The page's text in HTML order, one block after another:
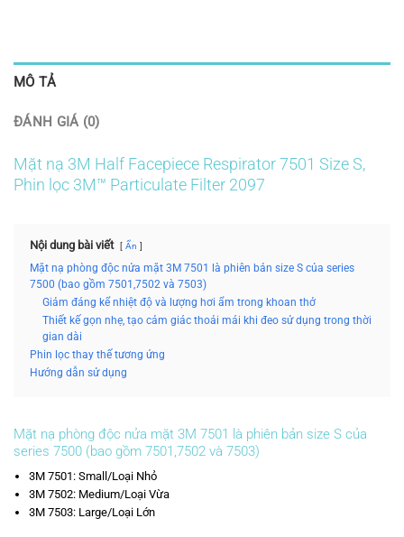
MÔ TẢ
ĐÁNH GIÁ (0)
Mặt nạ 3M Half Facepiece Respirator 7501 Size S,
Phin lọc 3M™ Particulate Filter 2097
Nội dung bài viết Ẩn
Mặt nạ phòng độc nửa mặt 3M 7501 là phiên bản size S của series
7500 (bao gồm 7501,7502 và 7503)
Giảm đáng kể nhiệt độ và lượng hơi ẩm trong khoan thở
Thiết kế gọn nhẹ, tạo cảm giác thoải mái khi đeo sử dụng trong thời
gian dài
Phin lọc thay thế tương ứng
Hướng dẫn sử dụng
Mặt nạ phòng độc nửa mặt 3M 7501 là phiên bản size S của
series 7500 (bao gồm 7501,7502 và 7503)
3M 7501: Small/Loại Nhỏ
3M 7502: Medium/Loại Vừa
3M 7503: Large/Loại Lớn